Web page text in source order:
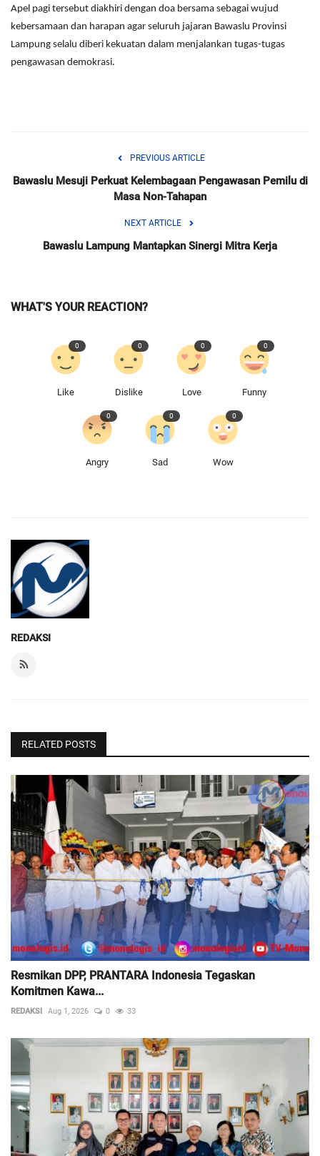
Apel pagi tersebut diakhiri dengan doa bersama sebagai wujud
kebersamaan dan harapan agar seluruh jajaran Bawaslu Provinsi
Lampung selalu diberi kekuatan dalam menjalankan tugas-tugas
pengawasan demokrasi.
PREVIOUS ARTICLE
Bawaslu Mesuji Perkuat Kelembagaan Pengawasan Pemilu di
Masa Non-Tahapan
NEXT ARTICLE
Bawaslu Lampung Mantapkan Sinergi Mitra Kerja
WHAT'S YOUR REACTION?
Like
0
Dislike
0
Love
0
Funny
0
Angry
0
Sad
0
Wow
0
REDAKSI
RELATED POSTS
Resmikan DPP, PRANTARA Indonesia Tegaskan
Komitmen Kawa...
REDAKSI Aug 1, 2026 0 33